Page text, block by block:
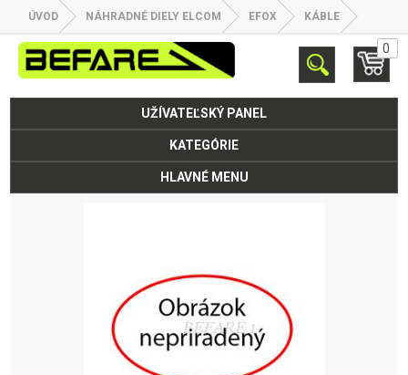
ÚVOD NÁHRADNÉ DIELY ELCOM EFOX KÁBLE
0
UŽÍVATEĽSKÝ PANEL
KATEGÓRIE
HLAVNÉ MENU